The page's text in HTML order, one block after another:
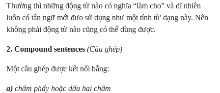
Thường thì những động từ nào có nghĩa “làm cho” và dĩ nhiên
luôn có tân ngữ mới đưo sử dụng như một tính tù' dạng này. Nên
không phải động từ nào cũng có thể dùng được.
2. Compound sentences(Câu ghép)
Một câu ghép được kết nối bằng:
a)chấm phẩy hoặc dấu hai chấm